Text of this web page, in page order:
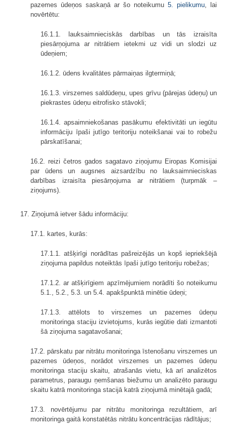
pazemes ūdeņos saskaņā ar šo noteikumu 5. pielikumu , lai
novērtētu:
16.1.1. lauksaimnieciskās darbības un tās izraisīta
piesārņojuma ar nitrātiem ietekmi uz vidi un slodzi uz
ūdeņiem;
16.1.2. ūdens kvalitātes pārmaiņas ilgtermiņā;
16.1.3. virszemes saldūdeņu, upes grīvu (pārejas ūdeņu) un
piekrastes ūdeņu eitrofisko stāvokli;
16.1.4. apsaimniekošanas pasākumu efektivitāti un iegūtu
informāciju īpaši jutīgo teritoriju noteikšanai vai to robežu
pārskatīšanai;
16.2. reizi četros gados sagatavo ziņojumu Eiropas Komisijai
par ūdens un augsnes aizsardzību no lauksaimnieciskas
darbības izraisīta piesārņojuma ar nitrātiem (turpmāk –
ziņojums).
17. Ziņojumā ietver šādu informāciju:
17.1. kartes, kurās:
17.1.1. atšķirīgi norādītas pašreizējās un kopš iepriekšējā
ziņojuma papildus noteiktās īpaši jutīgo teritoriju robežas;
17.1.2. ar atšķirīgiem apzīmējumiem norādīti šo noteikumu
5.1., 5.2., 5.3. un 5.4. apakšpunktā minētie ūdeņi;
17.1.3. attēlots to virszemes un pazemes ūdeņu
monitoringa staciju izvietojums, kurās iegūtie dati izmantoti
šā ziņojuma sagatavošanai;
17.2. pārskatu par nitrātu monitoringa īstenošanu virszemes un
pazemes ūdeņos, norādot virszemes un pazemes ūdeņu
monitoringa staciju skaitu, atrašanās vietu, kā arī analizētos
parametrus, paraugu ņemšanas biežumu un analizēto paraugu
skaitu katrā monitoringa stacijā katrā ziņojumā minētajā gadā;
17.3. novērtējumu par nitrātu monitoringa rezultātiem, arī
monitoringa gaitā konstatētās nitrātu koncentrācijas rādītājus;